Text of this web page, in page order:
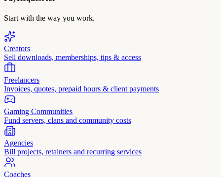
Start with the way you work.
Creators
Sell downloads, memberships, tips & access
Freelancers
Invoices, quotes, prepaid hours & client payments
Gaming Communities
Fund servers, clans and community costs
Agencies
Bill projects, retainers and recurring services
Coaches